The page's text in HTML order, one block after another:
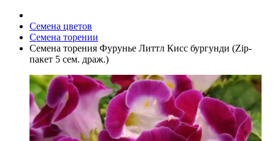
Семена цветов
Семена торении
Семена торения Фурунье Литтл Кисс бургунди (Zip-
пакет 5 сем. драж.)